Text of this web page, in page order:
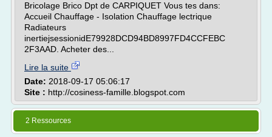
Bricolage Brico Dpt de CARPIQUET Vous tes dans:
Accueil Chauffage - Isolation Chauffage lectrique
Radiateurs
inertiejsessionidE79928DCD94BD8997FD4CCFEBC
2F3AAD. Acheter des...
Lire la suite
Date: 2018-09-17 05:06:17
Site : http://cosiness-famille.blogspot.com
2 Ressources